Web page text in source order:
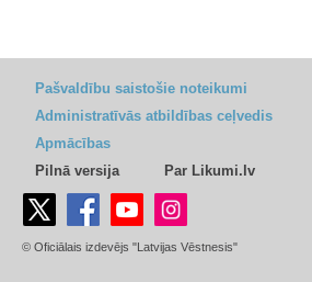
Pašvaldību saistošie noteikumi
Administratīvās atbildības ceļvedis
Apmācības
Pilnā versija
Par Likumi.lv
© Oficiālais izdevējs "Latvijas Vēstnesis"